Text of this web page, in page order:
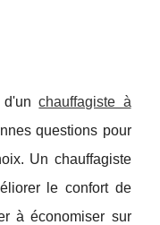
d'unchauffagiste à
questions pour
Un chauffagiste
le confort de
à économiser sur